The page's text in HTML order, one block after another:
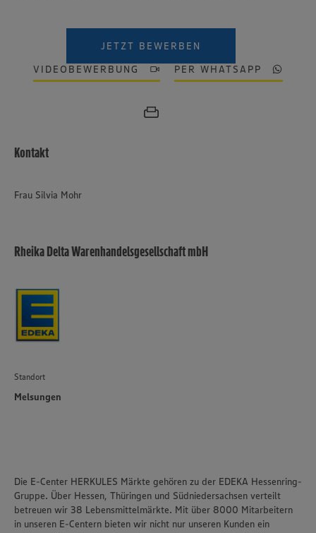
JETZT BEWERBEN
VIDEOBEWERBUNG
PER WHATSAPP
Kontakt
Frau Silvia Mohr
Rheika Delta Warenhandelsgesellschaft mbH
Standort
Melsungen
Die E-Center HERKULES Märkte gehören zu der EDEKA Hessenring-
Gruppe. Über Hessen, Thüringen und Südniedersachsen verteilt
betreuen wir 38 Lebensmittelmärkte. Mit über 8000 Mitarbeitern
in unseren E-Centern bieten wir nicht nur unseren Kunden ein